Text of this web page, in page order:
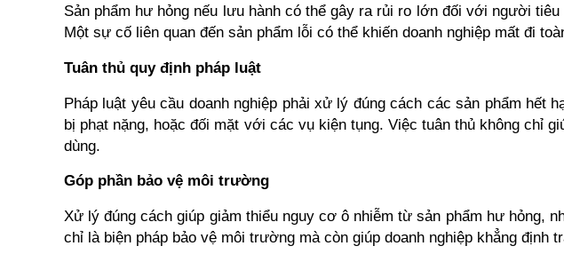
Sản phẩm hư hỏng nếu lưu hành có thể gây ra rủi ro lớn đối với người
Một sự cố liên quan đến sản phẩm lỗi có thể khiến doanh nghiệp mất đi
Tuân thủ quy định pháp luật
Pháp luật yêu cầu doanh nghiệp phải xử lý đúng cách các sản phẩm hết
bị phạt nặng, hoặc đối mặt với các vụ kiện tụng. Việc tuân thủ không chỉ
dùng.
Góp phần bảo vệ môi trường
Xử lý đúng cách giúp giảm thiểu nguy cơ ô nhiễm từ sản phẩm hư hỏng,
chỉ là biện pháp bảo vệ môi trường mà còn giúp doanh nghiệp khẳng định